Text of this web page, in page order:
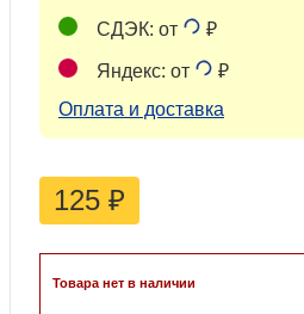
СДЭК: от ₽
Яндекс: от
₽
Оплата и доставка
125 ₽
Товара нет в наличии